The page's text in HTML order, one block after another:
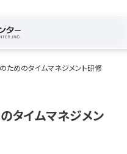
ためのタイムマネジメント研修
タイムマネジメン